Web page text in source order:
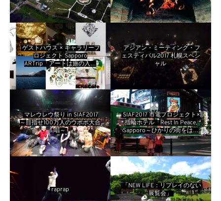
ゲストハウス × ギャラリープ
ロジェクト Sapporo
ARTrip「アートは旅の入り
口」
アジアン・ミーティング・フ
ェスティバル2017 札幌スペシ
ャル
マレウレウ祭り in SIAF2017
～目指せ100万人のウポポ大合
唱～
SIAF2017 市電プロジェクト×
指輪ホテル「Rest In Peace,
Sapporo～ひかりの街をはし
る星屑～」
raprap
「NEW LIFE：リプレイのない
展覧会」